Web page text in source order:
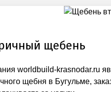
щебень
worldbuild-krasnodar.ru
щебня в Бугульме,